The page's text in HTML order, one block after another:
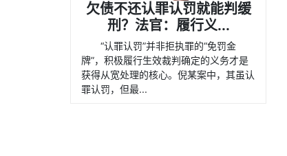
欠债不还认罪认罚就能判缓
刑？法官：履行义...
“认罪认罚”并非拒执罪的“免罚金
牌”，积极履行生效裁判确定的义务才是
获得从宽处理的核心。倪某案中，其虽认
罪认罚，但最...